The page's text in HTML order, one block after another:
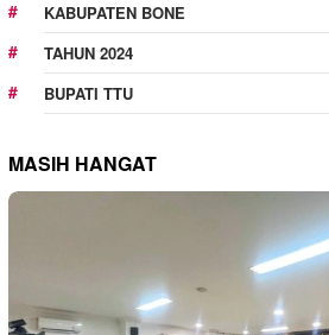
KABUPATEN BONE
TAHUN 2024
BUPATI TTU
MASIH HANGAT